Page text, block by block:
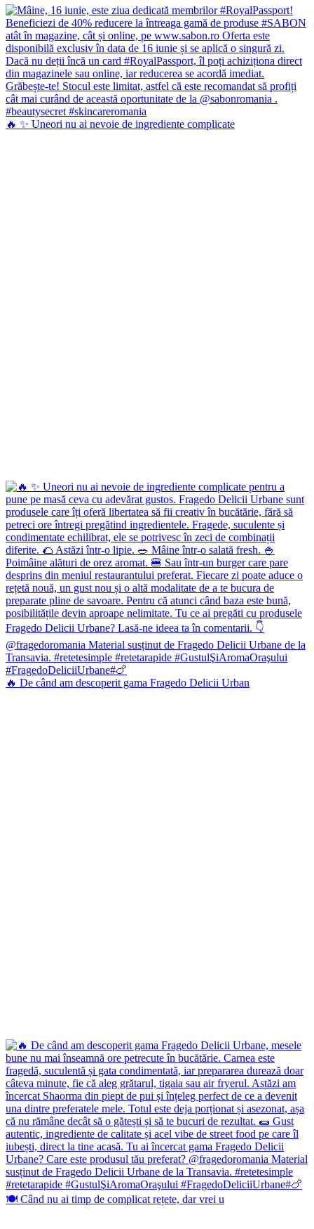
🔥 ✨ Uneori nu ai nevoie de ingrediente complicate
🔥 De când am descoperit gama Fragedo Delicii Urban
🍽️ Când nu ai timp de complicat rețete, dar vrei u